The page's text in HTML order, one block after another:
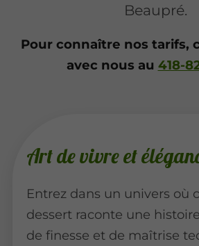
Beaupré.
Pour connaître nos tarifs,
avec nous au 418-
Art de vivre et
Entrez dans un univers où
dessert raconte une
de finesse et de maîtrise